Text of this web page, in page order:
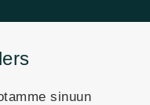
sinuun